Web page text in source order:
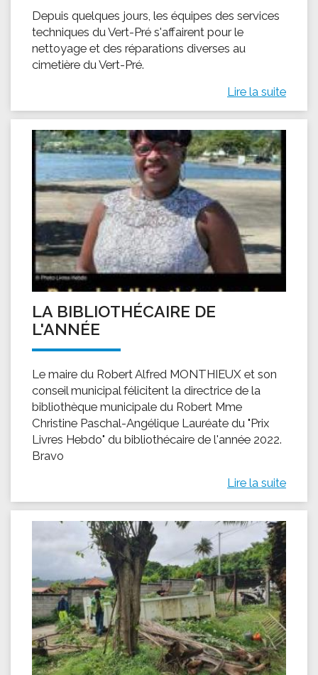
Depuis quelques jours, les équipes des services
techniques du Vert-Pré s'affairent pour le
nettoyage et des réparations diverses au
cimetière du Vert-Pré.
Lire la suite
LA BIBLIOTHÉCAIRE DE
L'ANNÉE
Le maire du Robert Alfred MONTHIEUX et son
conseil municipal félicitent la directrice de la
bibliothèque municipale du Robert Mme
Christine Paschal-Angélique Lauréate du "Prix
Livres Hebdo" du bibliothécaire de l'année 2022.
Bravo
Lire la suite